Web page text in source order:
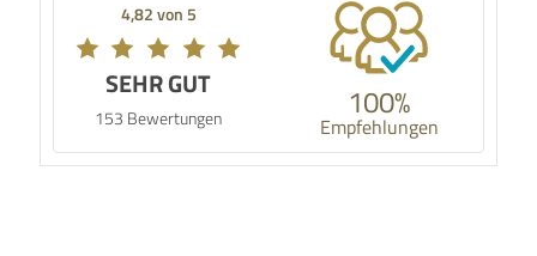
4,82 von 5
SEHR GUT
153 Bewertungen 100%
Empfehlungen